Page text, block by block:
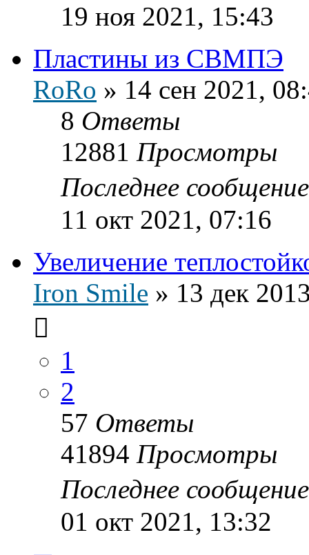
19 ноя 2021, 15:43
Пластины из СВМПЭ
RoRo » 14 сен 2021,
8 Ответы
12881 Просмотры
Последнее
11 окт 2021, 07:16
Увеличение
Iron Smile » 13 дек
1
2
57 Ответы
41894 Просмотры
Последнее
01 окт 2021, 13:32